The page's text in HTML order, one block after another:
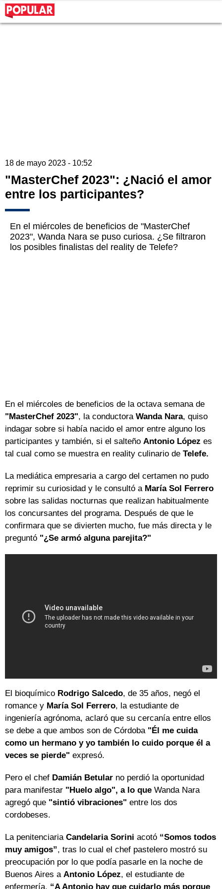
18 de mayo 2023 - 10:52
"MasterChef 2023": ¿Nació el amor
entre los participantes?
En el miércoles de beneficios de "MasterChef
2023", Wanda Nara se puso curiosa. ¿Se filtraron
los posibles finalistas del reality de Telefe?
En el miércoles de beneficios de la octava semana de
"MasterChef 2023", la conductora Wanda Nara, quiso
indagar sobre si había nacido el amor entre alguno los
participantes y también, si el salteño Antonio López es
tal cual como se muestra en reality culinario de Telefe.
La mediática empresaria a cargo del certamen no pudo
reprimir su curiosidad y le consultó a María Sol Ferrero
sobre las salidas nocturnas que realizan habitualmente
los concursantes del programa. Después de que le
confirmara que se divierten mucho, fue más directa y le
preguntó "¿Se armó alguna parejita?"
El bioquímico Rodrigo Salcedo, de 35 años, negó el
romance y María Sol Ferrero, la estudiante de
ingeniería agrónoma, aclaró que su cercanía entre ellos
se debe a que ambos son de Córdoba "Él me cuida
como un hermano y yo también lo cuido porque él a
veces se pierde" expresó.
Pero el chef Damián Betular no perdió la oportunidad
para manifestar "Huelo algo", a lo que Wanda Nara
agregó que "sintió vibraciones" entre los dos
cordobeses.
La penitenciaria Candelaria Sorini acotó “Somos todos
muy amigos”, tras lo cual el chef pastelero mostró su
preocupación por lo que podía pasarle en la noche de
Buenos Aires a Antonio López, el estudiante de
enfermería, “A Antonio hay que cuidarlo más porque